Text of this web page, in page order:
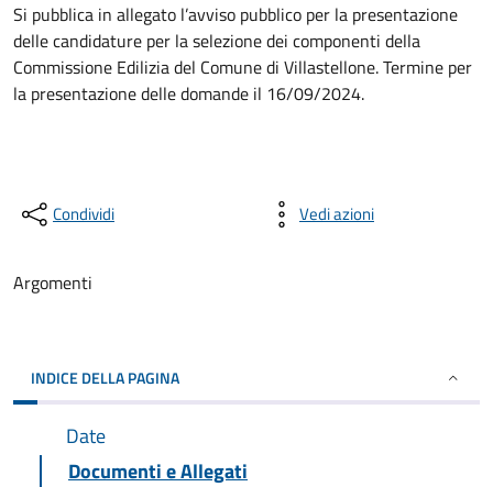
Si pubblica in allegato l’avviso pubblico per la presentazione
delle candidature per la selezione dei componenti della
Commissione Edilizia del Comune di Villastellone. Termine per
la presentazione delle domande il 16/09/2024.
Condividi Vedi azioni
Argomenti
INDICE DELLA PAGINA
Date
Documenti e Allegati